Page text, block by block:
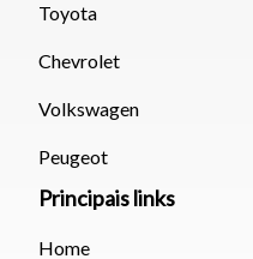
Toyota
Chevrolet
Volkswagen
Peugeot
Principais links
Home